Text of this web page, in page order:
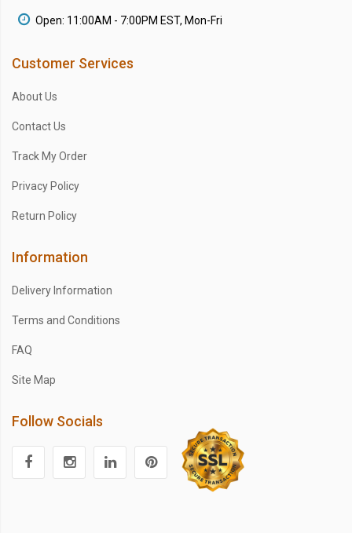
Open: 11:00AM - 7:00PM EST, Mon-Fri
Customer Services
About Us
Contact Us
Track My Order
Privacy Policy
Return Policy
Information
Delivery Information
Terms and Conditions
FAQ
Site Map
Follow Socials